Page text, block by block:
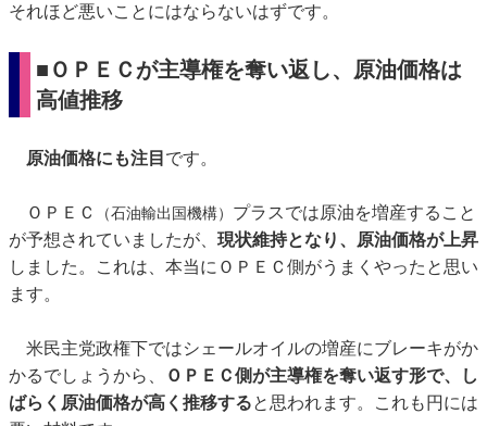
それほど悪いことにはならないはずです。
■ＯＰＥＣが主導権を奪い返し、原油価格は
高値推移
原油価格にも注目 です。
ＯＰＥＣ （石油輸出国機構） プラスでは原油を増産すること
が予想されていましたが、 現状維持となり、原油価格が上昇
しました。これは、本当にＯＰＥＣ側がうまくやったと思い
ます。
米民主党政権下ではシェールオイルの増産にブレーキがか
かるでしょうから、
ＯＰＥＣ側が主導権を奪い返す形で、し
ばらく原油価格が高く推移すると思われます。これも円には